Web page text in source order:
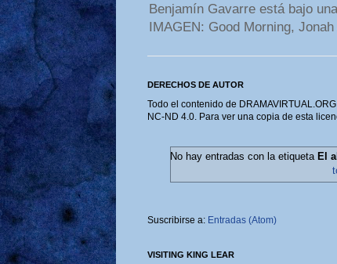
Benjamín Gavarre está bajo
IMAGEN: Good Morning,
DERECHOS DE AUTOR
Todo el contenido de
NC-ND 4.0. Para ver una copia de esta
No hay entradas con la etiqueta El
Suscribirse a: Entradas (Atom)
VISITING KING LEAR